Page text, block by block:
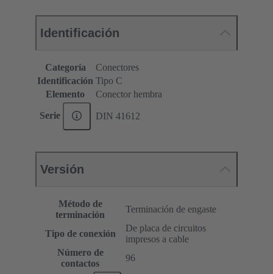
Identificación
Categoría
Conectores
Identificación Tipo C
Elemento
Conector hembra
Serie DIN 41612
Versión
Método de
terminación
Terminación de engaste
Tipo de conexión
De placa de circuitos
impresos a cable
Número de
contactos
96